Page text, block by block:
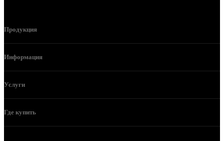
Продукция
Информация
Услуги
Где купить